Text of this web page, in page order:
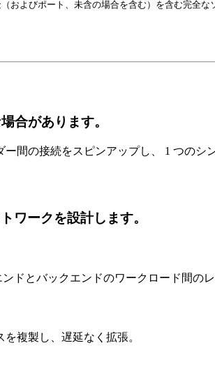
およびポート、未含の場合を含む）を含む完全な
合があります。
間の接続をスピンアップし、 1 つのシ
ワークを設計します。
ドとバックエンドのワークロード間の
複製し、遅延なく拡張。